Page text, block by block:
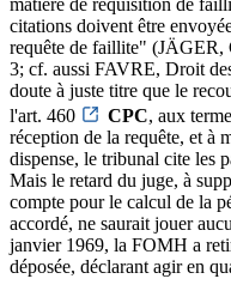
citations doivent être
requête de faillite" (JÄGER,
3; cf. aussi FAVRE, Droit
doute à juste titre que le
l'art. 460
CPC, aux
réception de la requête, et à
dispense, le tribunal cite les
Mais le retard du juge, à
compte pour le calcul de la
accordé, ne saurait jouer
janvier 1969, la FOMH a
déposée, déclarant agir en